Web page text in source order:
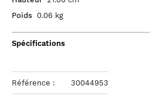
Poids 0.06 kg
Spécifications
Référence : 30044953